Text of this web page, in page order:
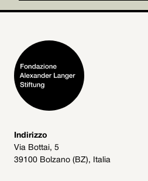
Indirizzo
Via Bottai, 5
39100 Bolzano (BZ), Italia